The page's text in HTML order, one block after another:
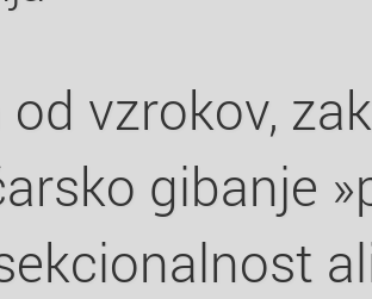
od vzrokov,
gibanje